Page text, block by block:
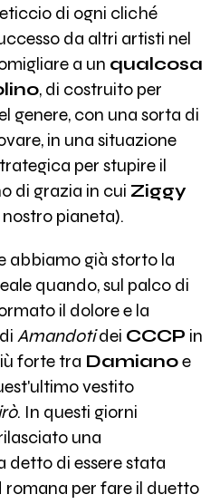
di ogni cliché
da altri artisti nel
a un qualcosa
, di costruito per
genere, con una sorta di
in una situazione
per stupire il
di grazia in cui Ziggy
pianeta).
abbiamo già storto la
quando, sul palco di
il dolore e la
Amandotidei CCCP in
forte tra Damianoe
vestito
. In questi giorni
una
detto di essere stata
per fare il duetto